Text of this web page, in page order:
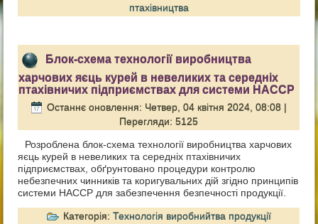
птахівництва
Блок-схема технології виробництва
харчових яєць курей в невеликих та середніх
птахівничих підприємствах для системи HACCP
Останнє оновлення: Четвер, 04 квітня 2024, 08:08 |
Перегляди: 5125
Розроблена блок-схема технології виробництва харчових
яєць курей в невеликих та середніх птахівничих
підприємствах, обґрунтовано процедури контролю
небезпечних чинників та коригувальних дій згідно принципів
системи HACCP для забезпечення безпечності продукції.
Категорія:Технологія виробнийтва продукції